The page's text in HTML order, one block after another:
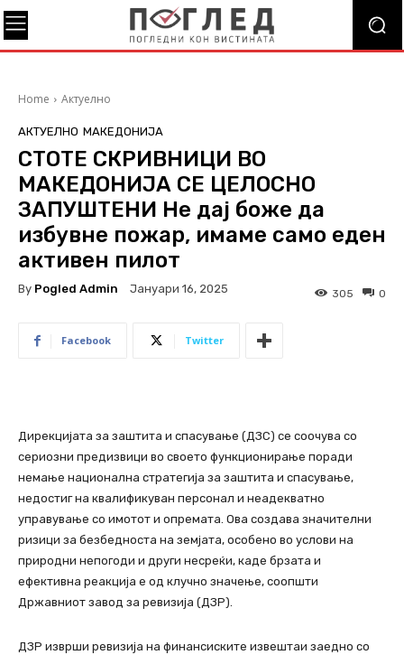
Home Актуелно
АКТУЕЛНО МАКЕДОНИЈА
СТОТЕ СКРИВНИЦИ ВО
МАКЕДОНИЈА СЕ ЦЕЛОСНО
ЗАПУШТЕНИ Не дај боже да
избувне пожар, имаме само еден
активен пилот
By Pogled Admin Јануари 16, 2025 0
305
Facebook Twitter
Дирекцијата за заштита и спасување (ДЗС) се соочува со
сериозни предизвици во своето функционирање поради
немање национална стратегија за заштита и спасување,
недостиг на квалификуван персонал и неадекватно
управување со имотот и опремата. Ова создава значителни
ризици за безбедноста на земјата, особено во услови на
природни непогоди и други несреќи, каде брзата и
ефективна реакција е од клучно значење, соопшти
Државниот завод за ревизија (ДЗР).
ДЗР изврши ревизија на финансиските извештаи заедно со